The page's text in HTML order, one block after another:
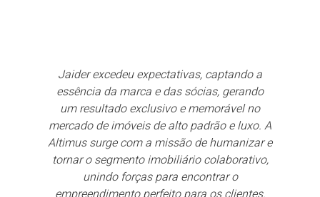
Jaider excedeu expectativas, captando a
essência da marca e das sócias, gerando
um resultado exclusivo e memorável no
mercado de imóveis de alto padrão e luxo. A
Altimus surge com a missão de humanizar e
tornar o segmento imobiliário colaborativo,
unindo forças para encontrar o